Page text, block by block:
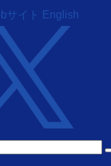
サイト English